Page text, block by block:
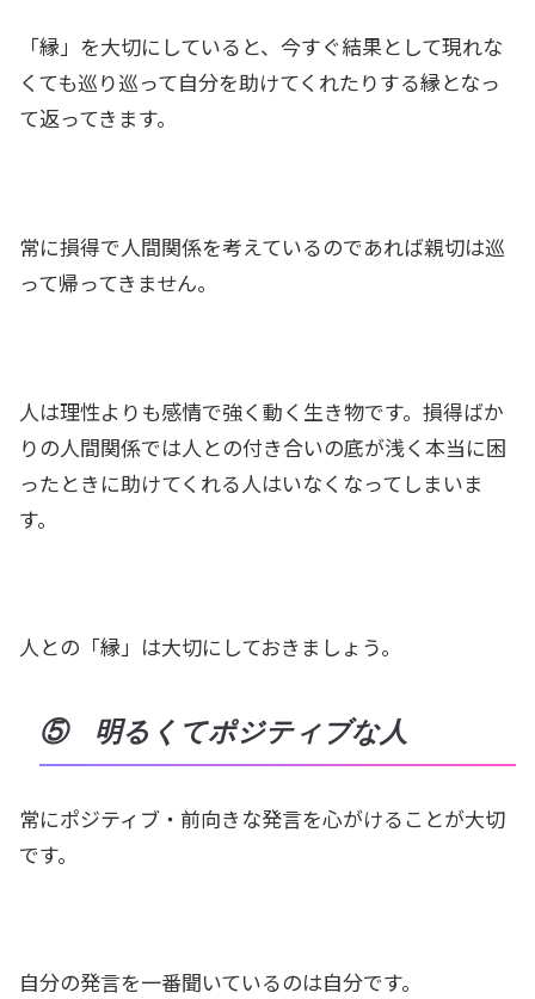
「縁」を大切にしていると、今すぐ結果として現れな
くても巡り巡って自分を助けてくれたりする縁となっ
て返ってきます。
常に損得で人間関係を考えているのであれば親切は巡
って帰ってきません。
人は理性よりも感情で強く動く生き物です。損得ばか
りの人間関係では人との付き合いの底が浅く本当に困
ったときに助けてくれる人はいなくなってしまいま
す。
人との「縁」は大切にしておきましょう。
⑤ 明るくてポジティブな人
常にポジティブ・前向きな発言を心がけることが大切
です。
自分の発言を一番聞いているのは自分です。